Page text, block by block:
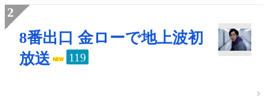
8番出口 金ローで地上波初
放送
119